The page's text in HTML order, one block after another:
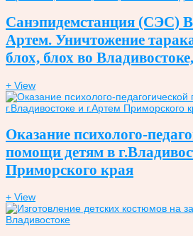
Санэпидемстанция (СЭС)
Артем. Уничтожение
блох, блох во
+ View
Оказание психолого-
помощи детям в
Приморского края
+ View